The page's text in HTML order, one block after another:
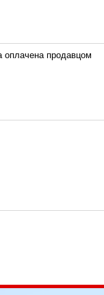
оплачена продавцом